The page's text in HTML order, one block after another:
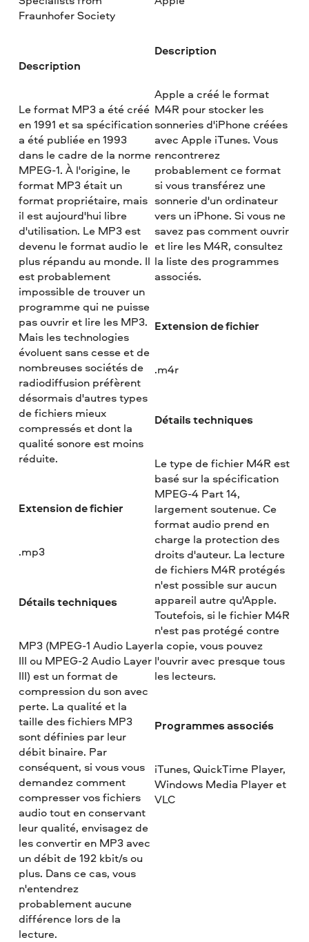
Fraunhofer Society
Description
Le format MP3 a été créé
en 1991 et sa spécification
a été publiée en 1993
dans le cadre de la norme
MPEG-1. À l'origine, le
format MP3 était un
format propriétaire, mais
il est aujourd'hui libre
d'utilisation. Le MP3 est
devenu le format audio le
plus répandu au monde. Il
est probablement
impossible de trouver un
programme qui ne puisse
pas ouvrir et lire les MP3.
Mais les technologies
évoluent sans cesse et de
nombreuses sociétés de
radiodiffusion préfèrent
désormais d'autres types
de fichiers mieux
compressés et dont la
qualité sonore est moins
réduite.
Extension de fichier
.mp3
Détails techniques
MP3 (MPEG-1 Audio Layer
III ou MPEG-2 Audio Layer
III) est un format de
compression du son avec
perte. La qualité et la
taille des fichiers MP3
sont définies par leur
débit binaire. Par
conséquent, si vous vous
demandez comment
compresser vos fichiers
audio tout en conservant
leur qualité, envisagez de
les convertir en MP3 avec
un débit de 192 kbit/s ou
plus. Dans ce cas, vous
n'entendrez
probablement aucune
différence lors de la
lecture.
Description
Apple a créé le format
M4R pour stocker les
sonneries d'iPhone créées
avec Apple iTunes. Vous
rencontrerez
probablement ce format
si vous transférez une
sonnerie d'un ordinateur
vers un iPhone. Si vous ne
savez pas comment ouvrir
et lire les M4R, consultez
la liste des programmes
associés.
Extension de fichier
.m4r
Détails techniques
Le type de fichier M4R est
basé sur la spécification
MPEG-4 Part 14,
largement soutenue. Ce
format audio prend en
charge la protection des
droits d'auteur. La lecture
de fichiers M4R protégés
n'est possible sur aucun
appareil autre qu'Apple.
Toutefois, si le fichier M4R
n'est pas protégé contre
la copie, vous pouvez
l'ouvrir avec presque tous
les lecteurs.
Programmes associés
iTunes, QuickTime Player,
Windows Media Player et
VLC